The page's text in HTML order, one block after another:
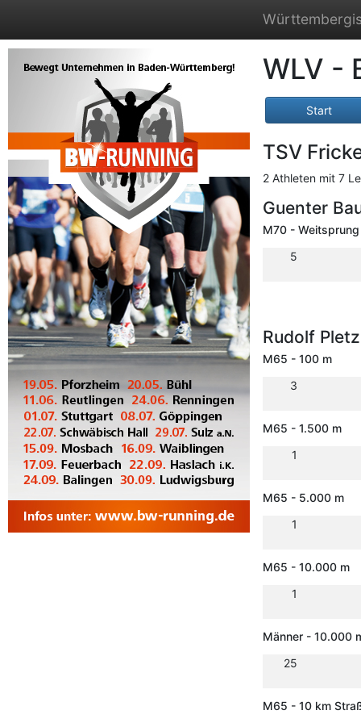
WLV -
Start
TSV
2 Athleten mit 7
Guenter
M70 - Weitsprung
5
Rudolf
M65 - 100 m
3
M65 - 1.500 m
1
M65 - 5.000 m
1
M65 - 10.000 m
1
Männer - 10.000
25
M65 - 10 km